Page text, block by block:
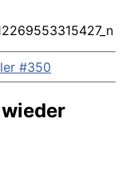
#350